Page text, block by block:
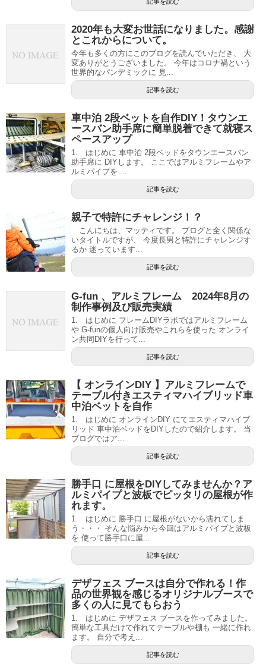
2020年も大変お世話になりました。感謝
とこれからについて。
今年も多くの方にこのブログを読んでいただき、 大
変ありがとうございました。 今年はコロナ禍という
世界的なパンデミックに 見...
記事を読む
車中泊 2段ベットを自作DIY！タウンエ
ースバン助手席に簡単脱着できて就寝ス
ペースアップ
1. はじめに 車中泊 2段ベッドをタウンエースバン
助手席に DIYします。 ここではアルミフレームやア
ルミパイプを ...
記事を読む
親子で特許にチャレンジ！？
こんにちは、マッティです。 ブログと全く関係な
いタイトルですが、 今度長男と特許にチャレンジす
るか 迷っています...
記事を読む
G-fun 、アルミフレーム 2024年8月の
制作事例及び販売実績
1. はじめに フレームDIYラボではアルミフレーム
や G-funの個人向け販売やこれらを使った オンライ
ン共同DIYを行って...
記事を読む
【 オンラインDIY 】アルミフレームで
テーブル付きエスティマハイブリッド車
中泊ベットを自作
1. はじめに オンラインDIY にてエスティマハイブ
リッド 車中泊ベッドをDIYしたので紹介します。 当
ブログではア...
記事を読む
勝手口 に屋根をDIYしてみませんか？ア
ルミパイプと波板でピッタリの屋根が作
れます。
1. はじめに 勝手口 に屋根がないから濡れてしま
う・・・ そんな悩みから今回はアルミパイプと波板
を 使って勝手口に屋...
記事を読む
デザフェス ブースは自分で作れる！作
品の世界観を感じるオリジナルブースで
多くの人に見てもらおう
1. はじめに デザフェス ブースを作ってみました。
簡単な工具だけで作れてテーブルや棚も 一緒に作れ
ます。 自分で考え...
記事を読む